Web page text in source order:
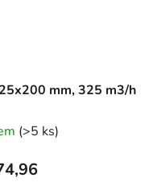
mm, 325 m3/h
(>5 ks)